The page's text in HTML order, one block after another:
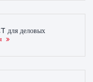
для деловых